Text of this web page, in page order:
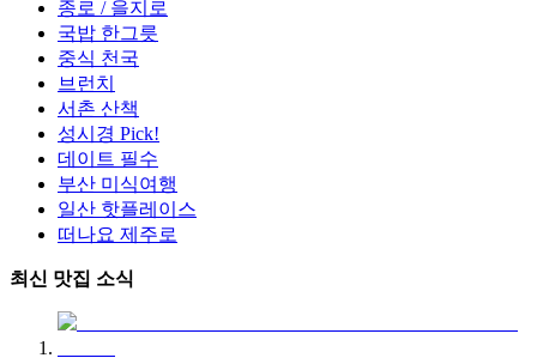
종로 / 을지로
국밥 한그릇
중식 천국
브런치
서촌 산책
성시경 Pick!
데이트 필수
부산 미식여행
일산 핫플레이스
떠나요 제주로
최신 맛집 소식